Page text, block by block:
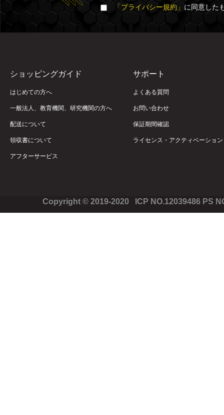
「プライバシー規約」 に同意した
ショッピングガイド
はじめての方へ
一般法人、教育機関、研究機関の方へ
配送について
領収書について
アフターサービス
サポート
よくある質問
お問い合わせ
保証期間確認
ライセンス・アクティベーション
Copyright © 2019-2020 ICP NO.12039486 PS